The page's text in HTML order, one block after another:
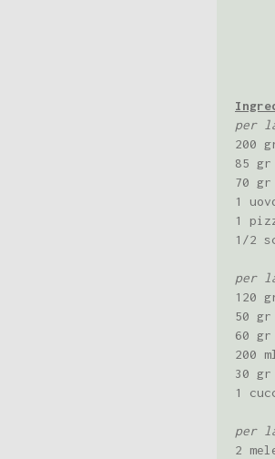
per
200
85
70
1
1
1/2
per
120
50
60
200
30
1
per
2